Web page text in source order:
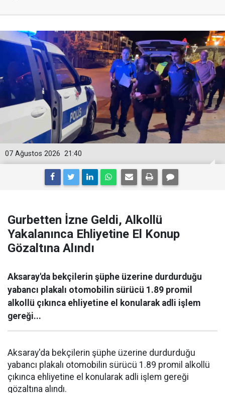
21:40
07 Ağustos 2026
Gurbetten İzne Geldi, Alkollü
Yakalanınca Ehliyetine El Konup
Gözaltına Alındı
Aksaray'da bekçilerin şüphe üzerine durdurduğu
yabancı plakalı otomobilin sürücü 1.89 promil
alkollü çıkınca ehliyetine el konularak adli işlem
gereği...
Aksaray'da bekçilerin şüphe üzerine durdurduğu
yabancı plakalı otomobilin sürücü 1.89 promil alkollü
çıkınca ehliyetine el konularak adli işlem gereği
gözaltına alındı.